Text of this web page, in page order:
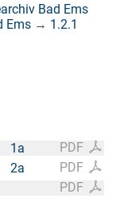
Bad Ems
Ems → 1.2.1
PDF
1a
PDF
2a
PDF